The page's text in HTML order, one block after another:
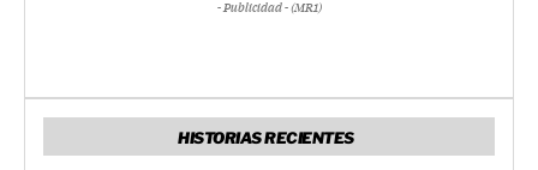
- Publicidad - (MR1)
HISTORIAS RECIENTES